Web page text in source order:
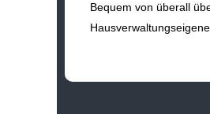
Bequem von überall